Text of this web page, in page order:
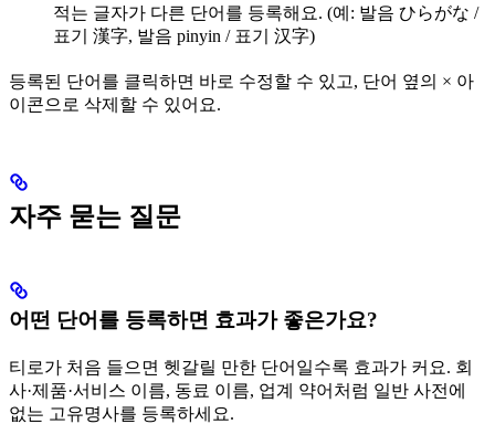
적는 글자가 다른 단어를 등록해요. (예: 발음 ひらがな /
표기 漢字, 발음 pinyin / 표기 汉字)
등록된 단어를 클릭하면 바로 수정할 수 있고, 단어 옆의 × 아
이콘으로 삭제할 수 있어요.
자주 묻는 질문
어떤 단어를 등록하면 효과가 좋은가요?
티로가 처음 들으면 헷갈릴 만한 단어일수록 효과가 커요. 회
사·제품·서비스 이름, 동료 이름, 업계 약어처럼 일반 사전에
없는 고유명사를 등록하세요.